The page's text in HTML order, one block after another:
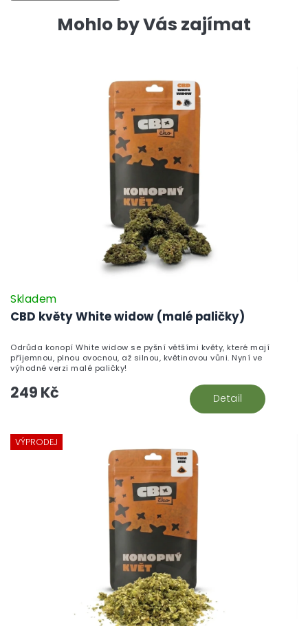
Mohlo by Vás zajímat
CBD květy White widow (malé paličky)
Skladem
249 Kč Detail
Odrůda konopí White widow se pyšní většími květy, které mají
příjemnou, plnou ovocnou, až silnou, květinovou vůni. Nyní ve
výhodné verzi malé paličky!
VÝPRODEJ